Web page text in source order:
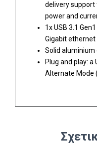
delivery
power and
1x USB 3.1
Gigabit
Solid aluminium
Plug and play: a
Alternate Mode